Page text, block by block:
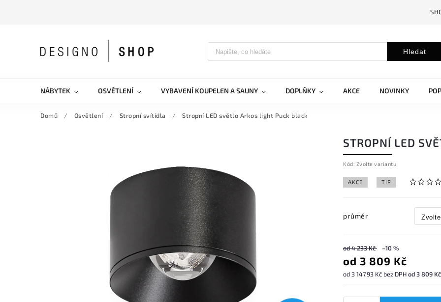
Hledat
NÁBYTEK OSVĚTLENÍ VYBAVENÍ KOUPELEN A SAUNY DOPLŇKY AKCE NOVINKY
Domů / Osvětlení / Stropní svítidla / Stropní LED světlo Arkos light Puck black
STROPNÍ LED
Kód: Zvolte variantu
AKCE TIP
průměr
od 4 233 Kč –10 %
od 3 809 Kč
od3 147,93 Kč bez DPHod 3 809